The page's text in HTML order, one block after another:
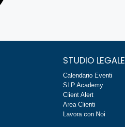
STUDIO LEGALE
Calendario Eventi
SLP Academy
Client Alert
Area Clienti
Lavora con Noi